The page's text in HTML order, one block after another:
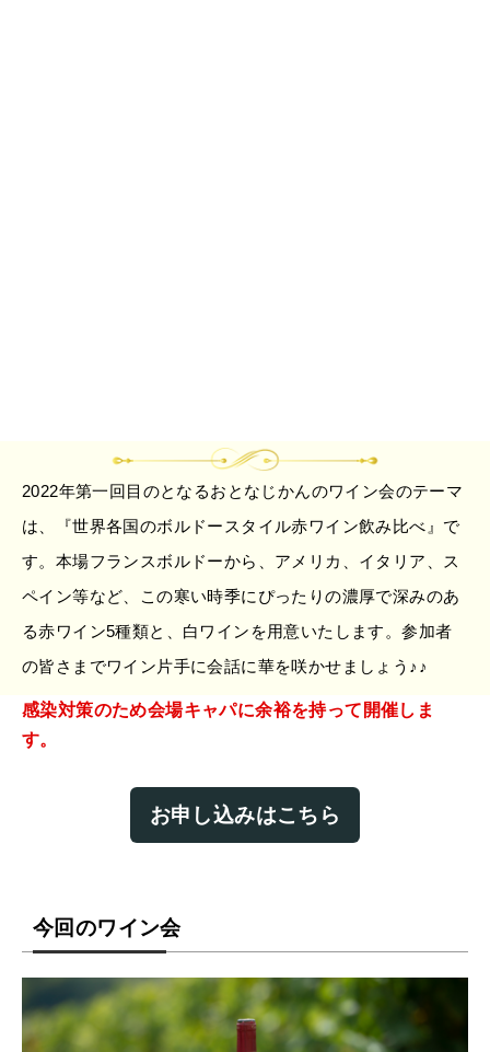
2022年第一回目のとなるおとなじかんのワイン会のテーマ
は、『世界各国のボルドースタイル赤ワイン飲み比べ』で
す。本場フランスボルドーから、アメリカ、イタリア、ス
ペイン等など、この寒い時季にぴったりの濃厚で深みのあ
る赤ワイン5種類と、白ワインを用意いたします。参加者
の皆さまでワイン片手に会話に華を咲かせましょう♪♪
感染対策のため会場キャパに余裕を持って開催しま
す。
お申し込みはこちら
今回のワイン会